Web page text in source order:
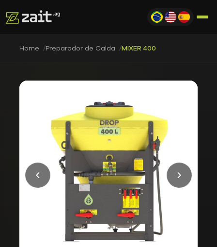
Home Preparador de Calda MIXER 400